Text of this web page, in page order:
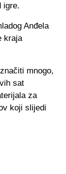
igre.
Anđela
kraja
mnogo,
sat
za
koji slijedi